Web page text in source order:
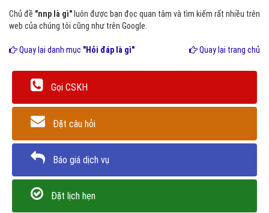
Chủ đề "nnp là gì" luôn được bạn đọc quan tâm và tìm kiếm rất nhiều trên
web của chúng tôi cũng như trên Google.
Quay lại danh mục "Hỏi đáp là gì" Quay lại trang chủ
Gọi CSKH
Đặt câu hỏi
Báo giá dịch vụ
Đặt lịch hẹn